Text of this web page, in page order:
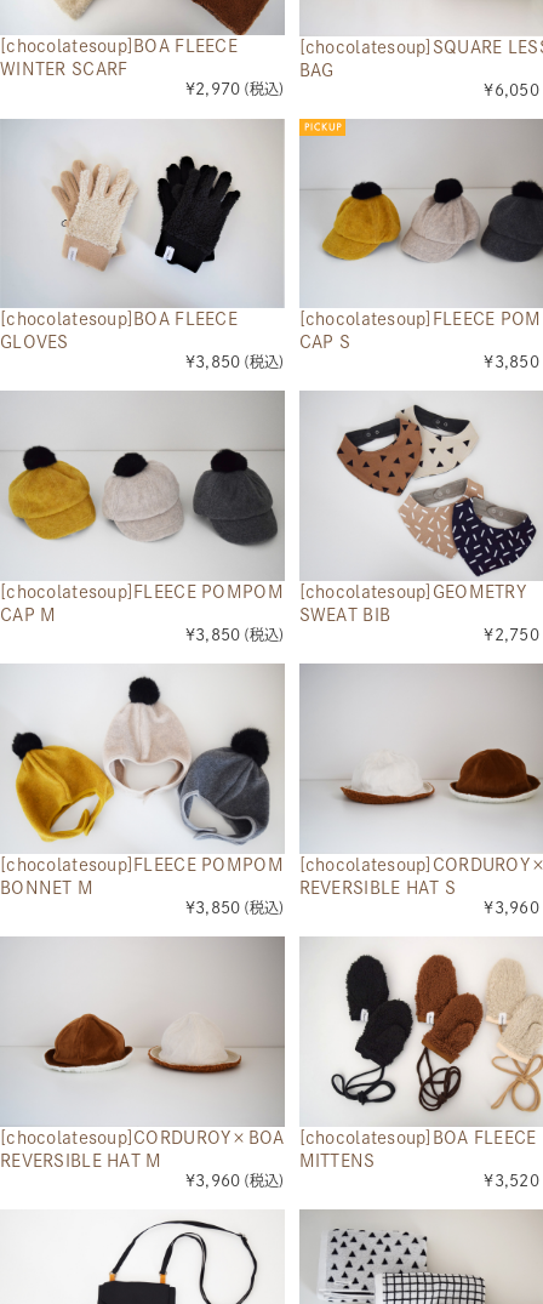
[chocolatesoup]BOA FLEECE
WINTER SCARF
¥2,970 (税込)
[chocolatesoup]SQUARE
BAG
¥6,050
[chocolatesoup]BOA FLEECE
GLOVES
¥3,850 (税込)
[chocolatesoup]FLEECE
CAP S
¥3,850
[chocolatesoup]FLEECE POMPOM
CAP M
¥3,850 (税込)
[chocolatesoup]GEOMETRY
SWEAT BIB
¥2,750
[chocolatesoup]FLEECE POMPOM
BONNET M
¥3,850 (税込)
REVERSIBLE HAT S
¥3,960
[chocolatesoup]CORDUROY×BOA
REVERSIBLE HAT M
¥3,960 (税込)
[chocolatesoup]BOA FLEECE
MITTENS
¥3,520